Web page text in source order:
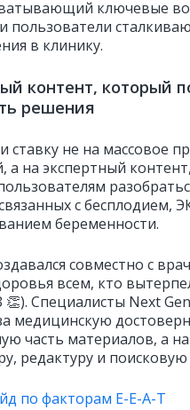
ключевые
пользователи
в клинику.
контент, который
решения
ставку не на массовое
а на экспертный
с бесплодием,
беременности.
совместно с
всем, кто
Специалисты Next
медицинскую
часть материалов, а
редактуру и
по факторам E-E-A-T